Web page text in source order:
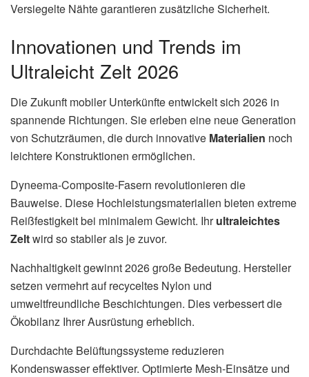
Versiegelte Nähte garantieren zusätzliche Sicherheit.
Innovationen und Trends im
Ultraleicht Zelt 2026
Die Zukunft mobiler Unterkünfte entwickelt sich 2026 in
spannende Richtungen. Sie erleben eine neue Generation
von Schutzräumen, die durch innovative Materialien noch
leichtere Konstruktionen ermöglichen.
Dyneema-Composite-Fasern revolutionieren die
Bauweise. Diese Hochleistungsmaterialien bieten extreme
Reißfestigkeit bei minimalem Gewicht. Ihrultraleichtes
Zeltwird so stabiler als je zuvor.
Nachhaltigkeit gewinnt 2026 große Bedeutung. Hersteller
setzen vermehrt auf recyceltes Nylon und
umweltfreundliche Beschichtungen. Dies verbessert die
Ökobilanz Ihrer Ausrüstung erheblich.
Durchdachte Belüftungssysteme reduzieren
Kondenswasser effektiver. Optimierte Mesh-Einsätze und